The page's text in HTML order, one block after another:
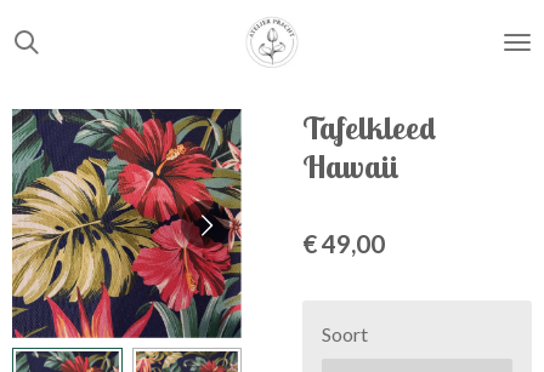
direct
de
hoofdinhoud
Tafelkleed
Hawaii
€ 49,00
Soort